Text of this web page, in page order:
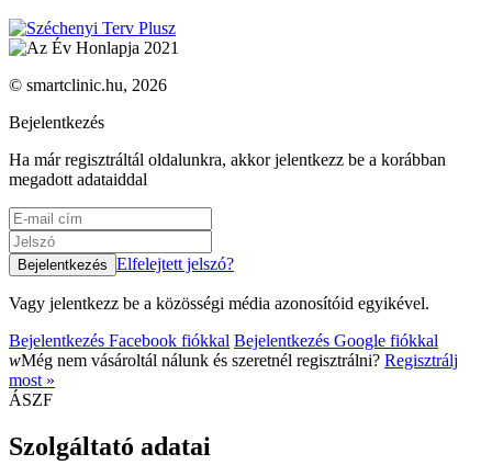
© smartclinic.hu, 2026
Bejelentkezés
Ha már regisztráltál oldalunkra, akkor jelentkezz be a korábban
megadott adataiddal
Elfelejtett jelszó?
Vagy jelentkezz be a közösségi média azonosítóid egyikével.
Bejelentkezés Facebook fiókkal Bejelentkezés Google fiókkal
wMég nem vásároltál nálunk és szeretnél regisztrálni? Regisztrálj
most »
ÁSZF
Szolgáltató adatai